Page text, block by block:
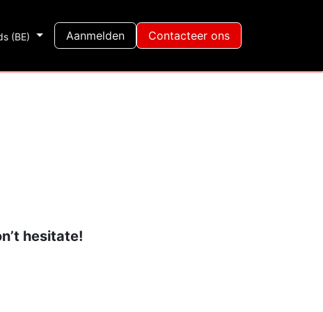
Shop
(BE) Aanmelden Contacteer ons
hesitate!